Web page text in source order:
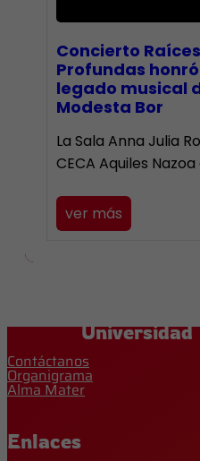
​Concierto Raíces
Profundas
legado musical
Modesta Bor
La Sala Anna Julia
CECA Aquiles Nazoa
ver más
Universidad
Contáctanos
Organigrama
Alma Mater
Enlaces